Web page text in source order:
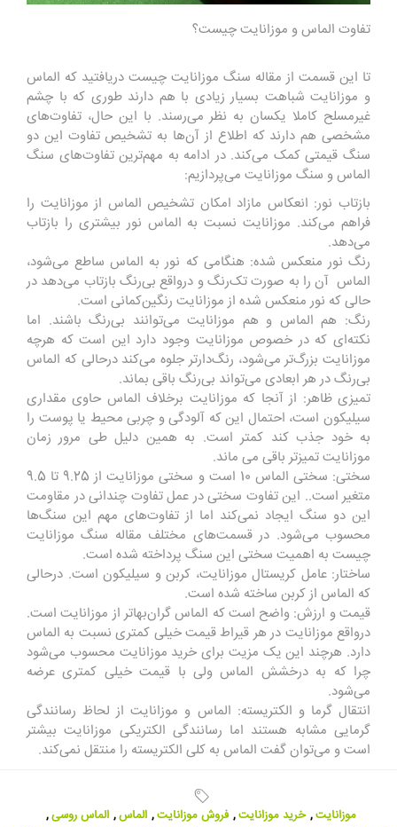
تفاوت الماس و موزانایت چیست؟
تا این قسمت از مقاله سنگ موزانایت چیست دریافتید که الماس
و موزانایت شباهت بسیار زیادی با هم دارند طوری که با چشم
غیرمسلح کاملا یکسان به نظر می‌رسند. با این حال، تفاوت‌های
مشخصی هم دارند که اطلاع از آن‌ها به تشخیص تفاوت این دو
سنگ قیمتی کمک می‌کند. در ادامه به مهم‌ترین تفاوت‌های سنگ
الماس و سنگ موزانایت می‌پردازیم:
بازتاب نور: انعکاس مازاد امکان تشخیص الماس از موزانایت را
فراهم می‌کند. موزانایت نسبت به الماس نور بیشتری را بازتاب
می‌دهد.
رنگ نور منعکس شده: هنگامی که نور به الماس ساطع می‌شود،
الماس آن را به صورت تک‌رنگ و درواقع بی‌رنگ بازتاب می‌دهد در
حالی که نور منعکس شده از موزانایت رنگین‌کمانی است.
رنگ: هم الماس و هم موزانایت می‌توانند بی‌رنگ باشند. اما
نکته‌ای که در خصوص موزانایت وجود دارد این است که هرچه
موزانایت بزرگ‌تر می‌شود، رنگ‌دارتر جلوه می‌کند درحالی که الماس
بی‌رنگ در هر ابعادی می‌تواند بی‌رنگ باقی بماند.
تمیزی ظاهر: از آنجا که موزانایت برخلاف الماس حاوی مقداری
سیلیکون است، احتمال این که آلودگی و چربی محیط یا پوست را
به خود جذب کند کمتر است. به همین دلیل طی مرور زمان
موزانایت تمیزتر باقی می ماند.
سختی: سختی الماس 10 است و سختی موزانایت از 9.25 تا 9.5
متغیر است.. این تفاوت سختی در عمل تفاوت چندانی در مقاومت
این دو سنگ ایجاد نمی‌کند اما از تفاوت‌های مهم این سنگ‌ها
محسوب می‌شود. در قسمت‌های مختلف مقاله سنگ موزانایت
چیست به اهمیت سختی این سنگ پرداخته شده است.
ساختار: عامل کریستال موزانایت، کربن و سیلیکون است. درحالی
که الماس از کربن ساخته شده است.
قیمت و ارزش: واضح است که الماس گران‌بهاتر از موزانایت است.
درواقع موزانایت در هر قیراط قیمت خیلی کمتری نسبت به الماس
دارد. هرچند این یک مزیت برای خرید موزانایت محسوب می‌شود
چرا که به درخشش الماس ولی با قیمت خیلی کمتری عرضه
می‌شود.
انتقال گرما و الکتریسته: الماس و موزانایت از لحاظ رسانندگی
گرمایی مشابه هستند اما رسانندگی الکتریکی موزانایت بیشتر
است و می‌توان گفت الماس به کلی الکتریسته را منتقل نمی‌کند.
موزانایت, خرید موزانایت, فروش موزانایت, الماس, الماس روسی,